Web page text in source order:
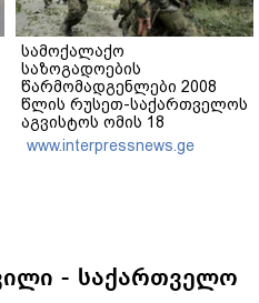
სამოქალაქო
საზოგადოების
წარმომადგენლები 2008
წლის რუსეთ-საქართველოს
აგვისტოს ომის 18
წლისთავთან
დაკავშირებით ერთობლივ
www.interpressnews.ge
- საქართველო